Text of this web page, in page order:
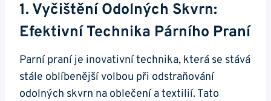
1. Vyčištění Odolných Skvrn:
Efektivní ⁢technika Párního Praní
Parní praní je ‌inovativní technika, která se stává
stále ⁢oblíbenější volbou při odstraňování
odolných skvrn ‌na oblečení a textilií. Tato